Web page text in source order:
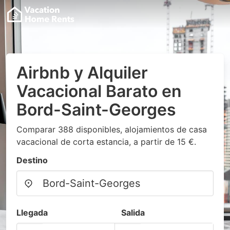
Airbnb y Alquiler
Vacacional Barato en
Bord-Saint-Georges
Comparar 388 disponibles, alojamientos de casa
vacacional de corta estancia, a partir de 15 €.
Destino
Llegada Salida